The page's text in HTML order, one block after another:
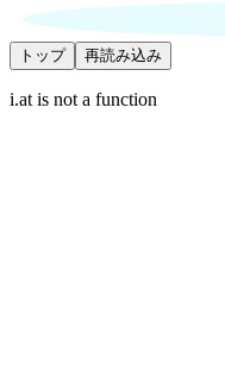
トップ 再読み込み
i.at is not a function